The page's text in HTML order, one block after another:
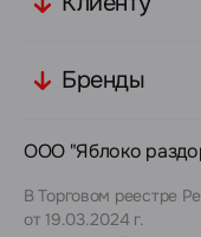
Бренды
ООО "Яблоко
В Торговом реестре
от 19.03.2024 г.